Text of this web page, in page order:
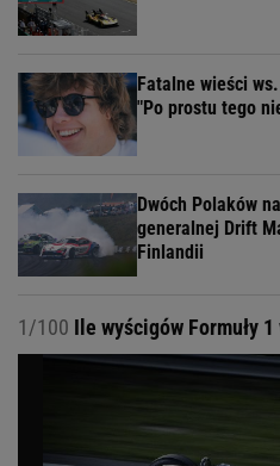
Fatalne wieści
"Po prostu tego
Dwóch Polaków
generalnej Drift
Finlandii
1/100 Ile wyścigów Formuły